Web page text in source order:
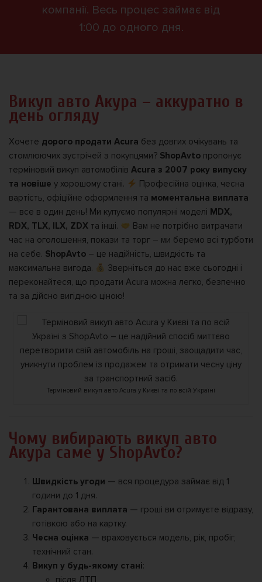
компанії. Весь процес займає від
1:00 до одного дня.
Викуп авто Акура – аккуратно в
день огляду
Хочете дорого продати Acura без довгих очікувань та
стомлюючих зустрічей з покупцями? ShopAvto пропонує
терміновий викуп автомобілів Acura з 2007 року випуску
та новіше у хорошому стані.
Професійна оцінка, чесна
вартість, офіційне оформлення та моментальна виплата
— все в один день! Ми купуємо популярні моделі MDX,
RDX, TLX, ILX, ZDX та інші.
Вам не потрібно витрачати
час на оголошення, покази та торг – ми беремо всі турботи
на себе. ShopAvto – це надійність, швидкість та
максимальна вигода.
Зверніться до нас вже сьогодні і
переконайтеся, що продати Acura можна легко, безпечно
та за дійсно вигідною ціною!
Терміновий викуп авто Acura у Києві та по всій Україні
Чому вибирають викуп авто
Акура саме у ShopAvto?
Швидкість угоди — вся процедура займає від 1
години до 1 дня.
Гарантована виплата — гроші ви отримуєте відразу,
готівкою або на картку.
Чесна оцінка — враховується модель, рік, пробіг,
технічний стан.
Викуп у будь-якому стані:
після ДТП